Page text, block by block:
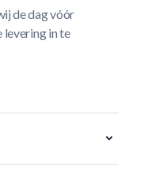
de dag vóór
levering in te